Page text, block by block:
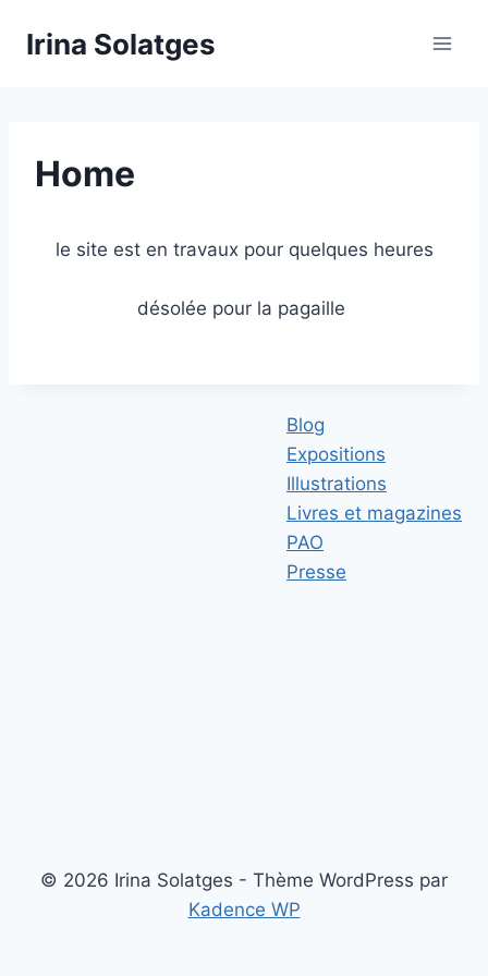
Irina Solatges
Home
le site est en travaux pour quelques heures
désolée pour la pagaille
Blog
Expositions
Illustrations
Livres et magazines
PAO
Presse
© 2026 Irina Solatges - Thème WordPress par
Kadence WP